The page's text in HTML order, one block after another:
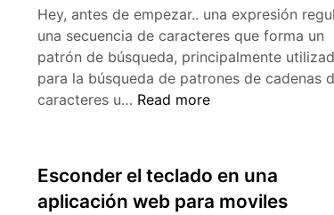
Hey, antes de empezar.. una expresión
una secuencia de caracteres que forma un
patrón de búsqueda, principalmente
para la búsqueda de patrones de cadenas
caracteres u… VerbalExpression
las
expresiones
Read more
Esconder el teclado en una
aplicación web para moviles